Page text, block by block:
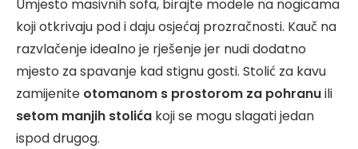
Umjesto masivnih sofa, birajte modele na nogicama
koji otkrivaju pod i daju osjećaj prozračnosti. Kauč na
razvlačenje idealno je rješenje jer nudi dodatno
mjesto za spavanje kad stignu gosti. Stolić za kavu
zamijenite otomanom s prostorom za pohranuili
setom manjih stolića koji se mogu slagati jedan
ispod drugog.